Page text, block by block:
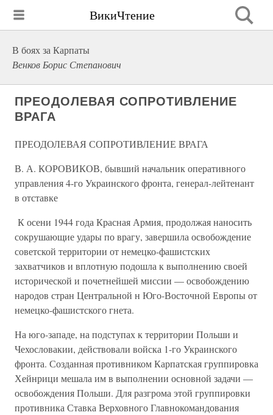
ВикиЧтение
В боях за Карпаты
Венков Борис Степанович
ПРЕОДОЛЕВАЯ СОПРОТИВЛЕНИЕ
ВРАГА
ПРЕОДОЛЕВАЯ СОПРОТИВЛЕНИЕ ВРАГА
В. А. КОРОВИКОВ, бывший начальник оперативного
управления 4-го Украинского фронта, генерал-лейтенант
в отставке
К осени 1944 года Красная Армия, продолжая наносить
сокрушаю­щие удары по врагу, завершила освобождение
советской территории от немецко-фашистских
захватчиков и вплотную подошла к выпол­нению своей
исторической и почетнейшей миссии — освобождению
народов стран Центральной н Юго-Восточной Европы от
немецко-фашистского гнета.
На юго-западе, на подступах к территории Польши и
Чехослова­кии, действовали войска 1-го Украинского
фронта. Созданная против­ником Карпатская группировка
Хейнрици мешала им в выполнении основной задачи —
освобождения Польши. Для разгрома этой груп­пировки
противника Ставка Верховного Главнокомандования